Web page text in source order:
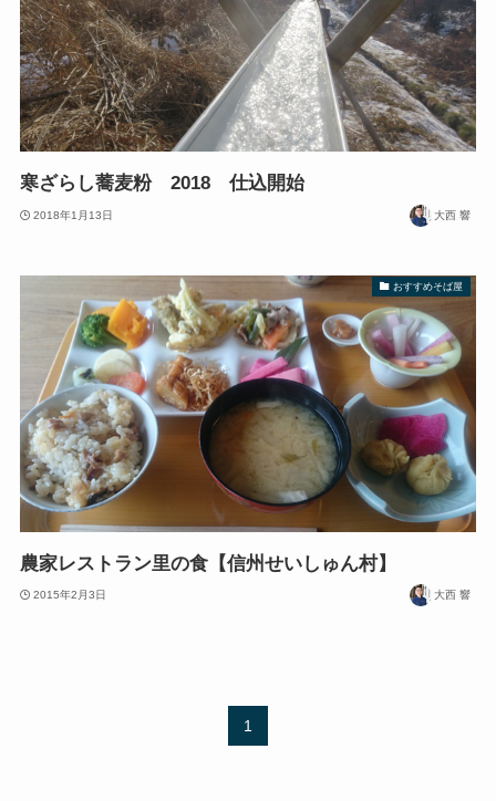
寒ざらし蕎麦粉 2018 仕込開始
2018年1月13日 大西 響
おすすめそば屋
農家レストラン里の食【信州せいしゅん村】
2015年2月3日 大西 響
1